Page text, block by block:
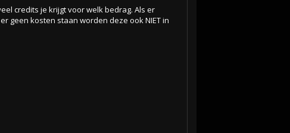
credits je krijgt voor welk bedrag. Als er
geen kosten staan worden deze ook NIET in